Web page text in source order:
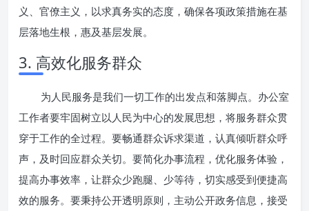
义、官僚主义，以求真务实的态度，确保各项政策措施在基
层落地生根，惠及基层发展。
3. 高效化服务群众
为人民服务是我们一切工作的出发点和落脚点。办公室
工作者要牢固树立以人民为中心的发展思想，将服务群众贯
穿于工作的全过程。要畅通群众诉求渠道，认真倾听群众呼
声，及时回应群众关切。要简化办事流程，优化服务体验，
提高办事效率，让群众少跑腿、少等待，切实感受到便捷高
效的服务。要秉持公开透明原则，主动公开政务信息，接受